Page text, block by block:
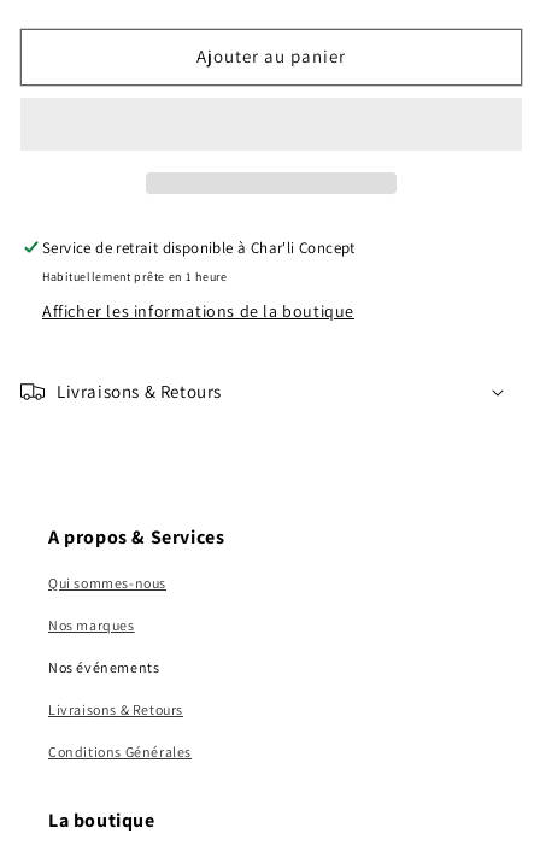
quantité
Jonc
/
Byzantin
quantité
Jonc
/
Byzantin
Ajouter au panier
Service de retrait disponible à Char'li Concept
Habituellement prête en 1 heure
Afficher les informations de la boutique
Livraisons & Retours
A propos & Services
Qui sommes-nous
Nos marques
Nos événements
Livraisons & Retours
Conditions Générales
La boutique